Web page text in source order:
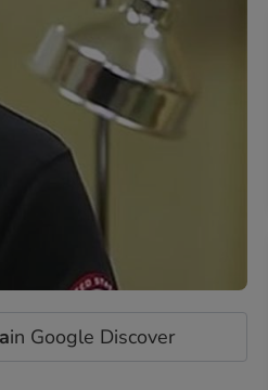
in Google Discover